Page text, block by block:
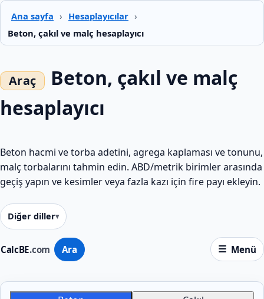
Ana sayfa › Hesaplayıcılar ›
Beton, çakıl ve malç hesaplayıcı
CalcBE.com Ara Menü
Beton, çakıl ve malç
hesaplayıcı
Beton hacmi ve torba adetini, agrega kaplaması ve tonunu,
malç torbalarını tahmin edin. ABD/metrik birimler arasında
geçiş yapın ve kesimler veya fazla kazı için fire payı ekleyin.
Diğer diller